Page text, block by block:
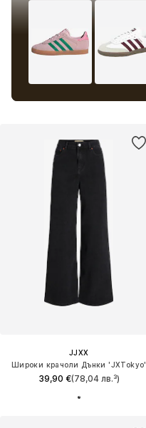
JJXX
Широки крачоли Дънки 'JXTokyo'
39,90 €(78,04 лв.³)